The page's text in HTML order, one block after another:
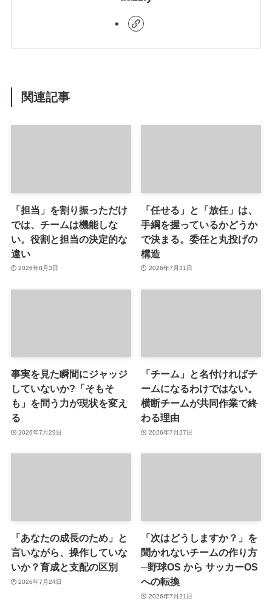
関連記事
「担当」を割り振っただけ
では、チームは機能しな
い。役割と担当の決定的な
違い
2026年8月3日
「任せる」と「放任」は、
手綱を握っているかどうか
で決まる。委任と丸投げの
構造
2026年7月31日
事実を見た瞬間にジャッジ
していないか?「そもそ
も」を問う力が現状を変え
る
2026年7月29日
「チーム」と名付ければチ
ームになるわけではない。
横断チームが共同作業で終
わる理由
2026年7月27日
「あなたの成長のため」と
言いながら、操作していな
いか？育成と支配の区別
2026年7月24日
「次はどうしますか？」を
聞かれないチームの作り方
─野球OS から サッカーOS
への転換
2026年7月21日